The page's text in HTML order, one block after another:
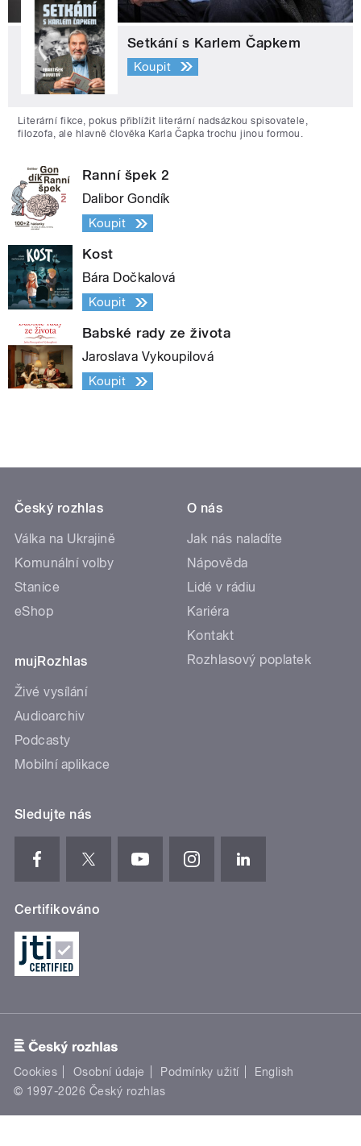
Setkání s Karlem Čapkem
Koupit
Literární fikce, pokus přiblížit literární nadsázkou spisovatele,
filozofa, ale hlavně člověka Karla Čapka trochu jinou formou.
Ranní špek 2
Dalibor Gondík
Koupit
Kost
Bára Dočkalová
Koupit
Babské rady ze života
Jaroslava Vykoupilová
Koupit
Český rozhlas
Válka na Ukrajině
Komunální volby
Stanice
eShop
mujRozhlas
Živé vysílání
Audioarchiv
Podcasty
Mobilní aplikace
O nás
Jak nás naladíte
Nápověda
Lidé v rádiu
Kariéra
Kontakt
Rozhlasový poplatek
Sledujte nás
Certifikováno
Cookies Osobní údaje Podmínky užití
English
© 1997-2026 Český rozhlas